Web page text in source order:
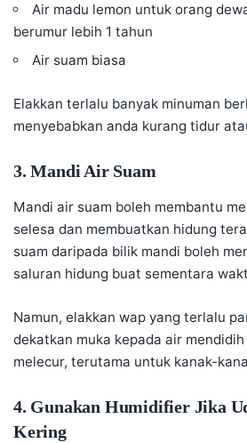
Air madu lemon untuk orang
berumur lebih 1 tahun
Air suam biasa
Elakkan terlalu banyak minuman
menyebabkan anda kurang tidur
3. Mandi Air Suam
Mandi air suam boleh membantu
selesa dan membuatkan hidung
suam daripada bilik mandi boleh
saluran hidung buat sementara
Namun, elakkan wap yang terlalu
dekatkan muka kepada air
melecur, terutama untuk kanak-
4. Gunakan Humidifier Jika
Kering